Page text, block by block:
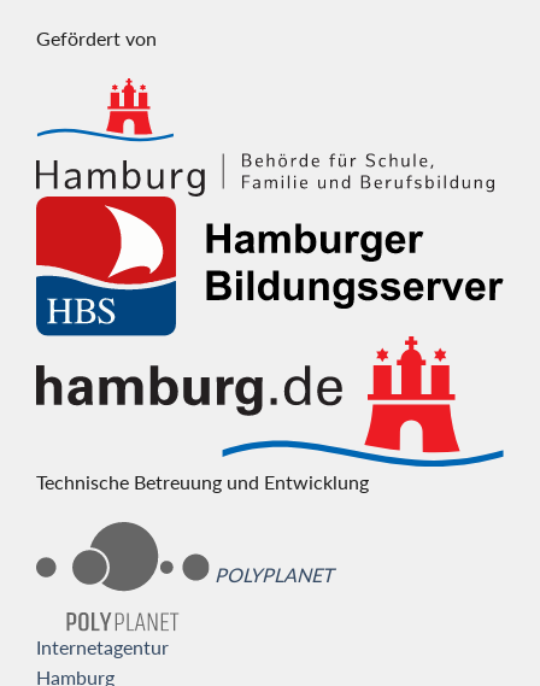
Gefördert von
Technische Betreuung und Entwicklung
POLYPLANET
Internetagentur
Hamburg